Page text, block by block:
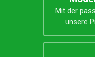
Mit der
unsere